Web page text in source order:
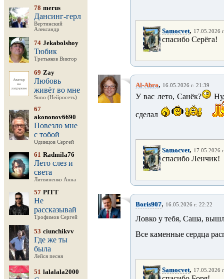
78 merus
Дансинг-герл
Вертинский
Александр
74 Jekabolshoy
Тюбик
Третьяков Виктор
69 Zay
Любовь
живёт во мне
Suno (Нейросеть)
67
akononov6690
Повезло мне
с тобой
Одинцов Сергей
61 Radmila76
Лето слез и
света
Литвиненко Анна
57 PITT
Не
рассказывай
Трофимов Сергей
53 ciunchikvv
Где же ты
была
Лейся песня
51 lalalala2000
Samocvet, 17.05.2026
спасибо Серёга!
Al-Abra, 16.05.2026 г. 21:39
У вас лето, Санёк?
сделал
Samocvet, 17.05.2026
спасибо Ленчик!
Boris907, 16.05.2026 г. 22:22
Ловко у тебя, Саша,
Все каменные сердца
Samocvet, 17.05.2026